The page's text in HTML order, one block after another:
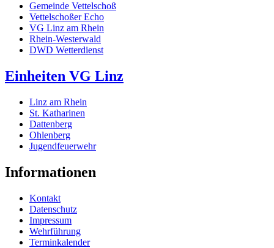
Gemeinde Vettelschoß
Vettelschoßer Echo
VG Linz am Rhein
Rhein-Westerwald
DWD Wetterdienst
Einheiten VG Linz
Linz am Rhein
St. Katharinen
Dattenberg
Ohlenberg
Jugendfeuerwehr
Informationen
Kontakt
Datenschutz
Impressum
Wehrführung
Terminkalender